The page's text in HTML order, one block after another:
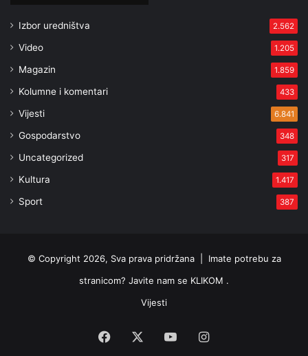
Izbor uredništva 2.562
Video 1.205
Magazin 1.859
Kolumne i komentari 433
Vijesti 6.841
Gospodarstvo 348
Uncategorized 317
Kultura 1.417
Sport 387
© Copyright 2026, Sva prava pridržana | Imate potrebu za
stranicom? Javite nam se KLIKOM .
Vijesti
Facebook YouTubeInstagram